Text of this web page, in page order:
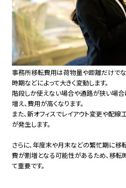
事務所移転費用は荷物量や距離だけでな
時期などによって大きく変動します。
階段しか使えない場合や通路が狭い場
増え、費用が高くなります。
また、新オフィスでレイアウト変更や配
が発生します。
さらに、年度末や月末などの繁忙期に
費が割増となる可能性があるため、移転
て重要です。